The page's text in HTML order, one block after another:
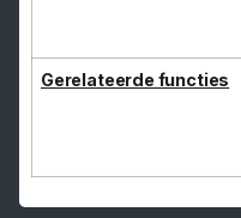
Gerelateerde functies